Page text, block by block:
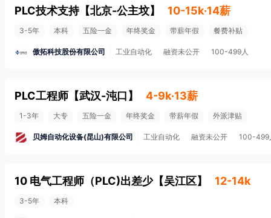
PLC技术支持 【北京-公主坟】 10-15k·14薪
3-5年 本科 五险一金 年终奖金 带薪年假 餐费补贴
傲拓科技股份有限公司 工业自动化 融资未公开 100-499人
PLC工程师 【武汉-沌口 】 4-9k·13薪
1-3年 大专 五险一金 年终奖金 带薪年假 外派津贴
贝姆自动化设备(昆山)有限公司 工业自动化 融资未公开 100-499
10 电气工程师（PLC)出差少 【吴江区】 12-14k
3-5年 本科